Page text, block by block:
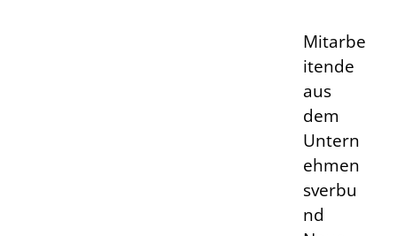
Mitarbe
itende
aus
dem
Untern
ehmen
sverbu
nd